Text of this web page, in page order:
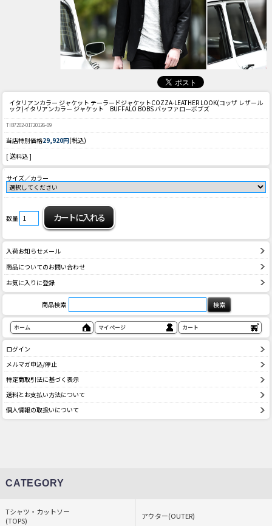
イタリアンカラー ジャケット テーラードジャケットCOZZA-LEATHER LOOK(コッザ レザール
ック)イタリアンカラー ジャケット BUFFALO BOBS バッファローボブズ
TIB7202-01720126-09
当店特別価格29,920円(税込)
[ 送料込 ]
サイズ／カラー
数量
入荷お知らせメール
商品についてのお問い合わせ
お気に入りに登録
商品検索
ホーム マイページ カート
ログイン
メルマガ申込/停止
特定商取引法に基づく表示
送料とお支払い方法について
個人情報の取扱いについて
CATEGORY
Tシャツ・カットソー
(TOPS)
アウター(OUTER)